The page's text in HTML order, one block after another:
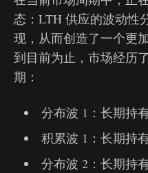
态：LTH 供应的波动性
现，从而创造了一个更
到目前为止，市场经历
期：
分布波 1：长期持
积累波 1：长期持
分布波 2：长期持